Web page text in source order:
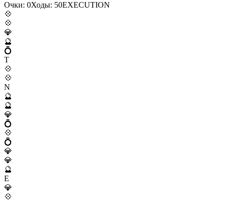
Очки: 0Ходы: 50EXECUTION
💠
💠
💎
🔮
💍
T
💠
💠
N
🔮
🔮
💎
💍
💠
💍
💎
💎
🔮
E
💎
💠